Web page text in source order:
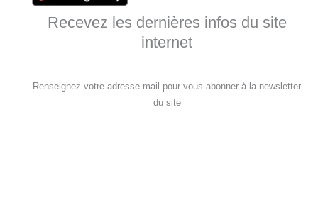
Recevez les dernières infos du site
internet
Renseignez votre adresse mail pour vous abonner à la newsletter
du site